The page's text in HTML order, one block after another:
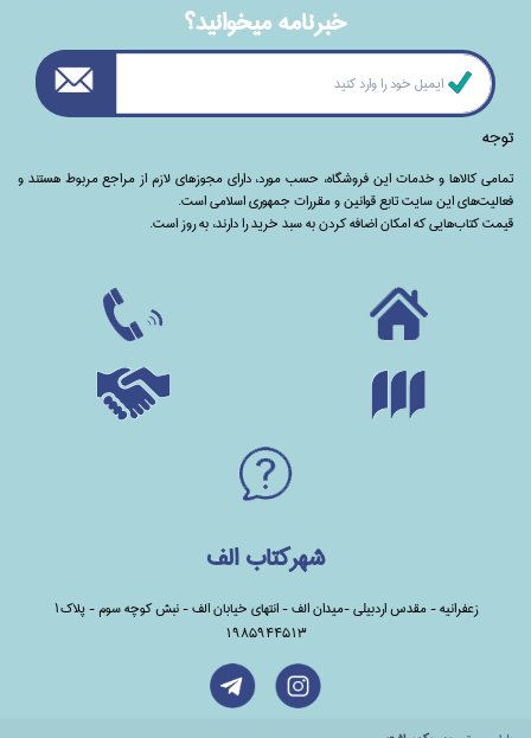
خبرنامه ميخوانيد؟
توجه
تمامی‌ کالاها و خدمات این فروشگاه، حسب مورد،‌ دارای مجوزهای لازم از مراجع مربوط هستند ‌و‌‌
فعالیت‌های این سایت تابع قوانین و مقررات جمهوری اسلامی است.
قیمت کتاب‌هایی که امکان اضافه کردن به سبد خرید را دارند،‌ به روز است.
شهرکتاب الف
زعفرانیه - مقدس اردبیلی -میدان الف - انتهای خیابان الف - نبش کوچه سوم - پلاک1
1985944513